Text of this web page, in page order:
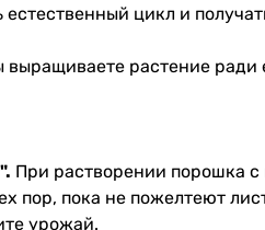
естественный цикл и
растение ради
При растворении порошка с
пор, пока не пожелтеют
урожай.